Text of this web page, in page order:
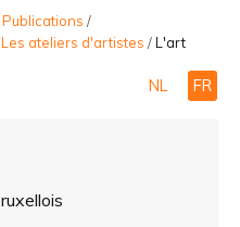
Publications /
Les ateliers d'artistes /L'art
NL FR